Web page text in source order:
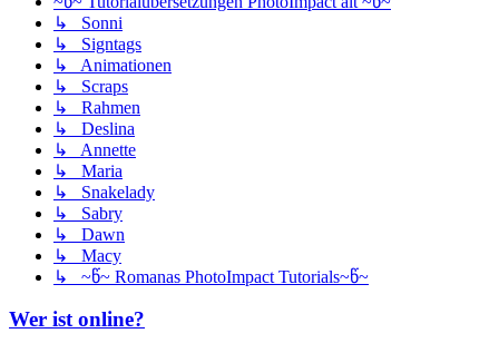
↳ Sonni
↳ Signtags
↳ Animationen
↳ Scraps
↳ Rahmen
↳ Deslina
↳ Annette
↳ Maria
↳ Snakelady
↳ Sabry
↳ Dawn
↳ Macy
↳ ~წ~ Romanas PhotoImpact Tutorials~წ~
Wer ist online?